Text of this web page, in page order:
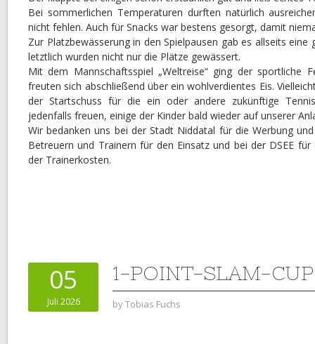
Bei sommerlichen Temperaturen durften natürlich
nicht fehlen. Auch für Snacks war bestens gesorgt, damit
Zur Platzbewässerung in den Spielpausen gab es allseits
letztlich wurden nicht nur die Plätze gewässert.
Mit dem Mannschaftsspiel „Weltreise“ ging der sportliche
freuten sich abschließend über ein wohlverdientes Eis.
der Startschuss für die ein oder andere zukünftige
jedenfalls freuen, einige der Kinder bald wieder auf unserer
Wir bedanken uns bei der Stadt Niddatal für die Werbung
Betreuern und Trainern für den Einsatz und bei der DSEE
der Trainerkosten.
05
Juli 2026
1-POINT-SLAM-
byTobias Fuchs